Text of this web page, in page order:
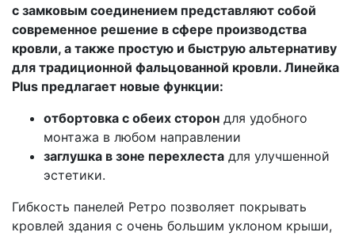
с замковым соединением представляют собой
современное решение в сфере производства
кровли, а также простую и быструю альтернативу
для традиционной фальцованной кровли. Линейка
Plus предлагает новые функции:
отбортовка с обеих сторон для удобного
монтажа в любом направлении
заглушка в зоне перехлеста для улучшенной
эстетики.
Гибкость панелей Ретро позволяет покрывать
кровлей здания с очень большим уклоном крыши,